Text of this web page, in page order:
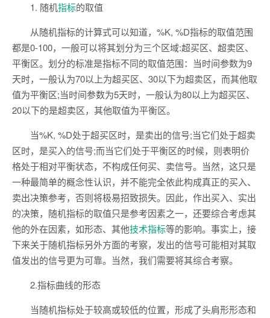
1. 随机指标的取值
从随机指标的计算式可以知道，%K, %D指标的取值范围
都是0-100，一般可以将其划分为三个区域:超买区、超卖区、
平衡区。划分的标准是指标不同的取值范围：当时间参数为9
天时，一般认为70以上为超买区、30以下为超卖区，而其他取
值为平衡区;当时间参数为5天时，一般认为80以上为超买区、
20以下的是超卖区，其他取值为平衡区。
当%K, %D处于超买区时，是卖出的信号;当它们处于超卖
区时，是买入的信号;而当它们处于平衡区的时候，则表明价
格处于相对平衡状态，不构成任何买、卖信号。当然，这只是
一种最简单的概念性认识，并不能完全依此构成真正的买入、
卖出决策参考，否则将极易招致损失。因此，作出买入、实出
的决策，随机指标的取值只是参考因素之一，还要综合考虑其
他的外在因素，如形态、其他技术指标等的影响。事实上，接
下来关于随机指标另外方面的考察，发出的信号可能相对其取
值发出的信号更为可靠。当然，我们需要将其综合考察。
2.指标曲线的形态
当随机指标处于较高或较低的位置，形成了头肩形形态和